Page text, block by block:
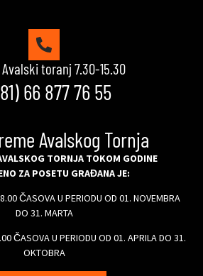
toranj 7.30-15.30
66 877 76 55
Avalskog Tornja
TORNJA TOKOM GODINE
ZA POSETU GRAĐANA JE:
ČASOVA U PERIODU OD 01. NOVEMBRA
DO 31. MARTA
ČASOVA U PERIODU OD 01. APRILA DO 31.
OKTOBRA